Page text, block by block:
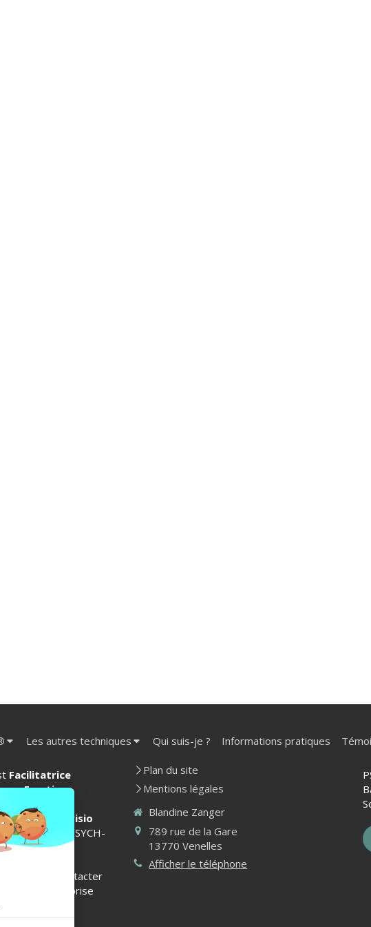
Les autres techniques Qui suis-je ? Informations pratiques
Facilitatrice
Emotion
EFT et
en visio
Provence).
PSYCH-
Access
pas à me contacter
ou toute prise
Plan du site
Mentions légales
Blandine Zanger
789 rue de la Gare
13770 Venelles
Afficher le téléphone